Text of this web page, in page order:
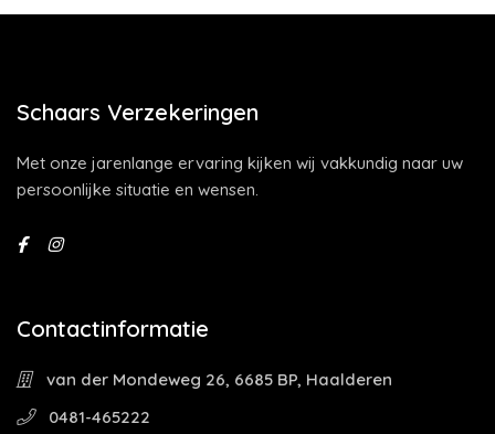
Schaars Verzekeringen
Met onze jarenlange ervaring kijken wij vakkundig naar uw
persoonlijke situatie en wensen.
Contactinformatie
van der Mondeweg 26, 6685 BP, Haalderen
0481-465222